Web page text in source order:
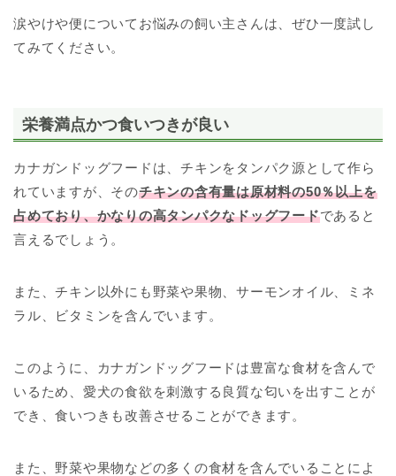
涙やけや便についてお悩みの飼い主さんは、ぜひ一度試し
てみてください。
栄養満点かつ食いつきが良い
カナガンドッグフードは、チキンをタンパク源として作ら
れていますが、そのチキンの含有量は原材料の50％以上を
占めており、かなりの高タンパクなドッグフードであると
言えるでしょう。
また、チキン以外にも野菜や果物、サーモンオイル、ミネ
ラル、ビタミンを含んでいます。
このように、カナガンドッグフードは豊富な食材を含んで
いるため、愛犬の食欲を刺激する良質な匂いを出すことが
でき、食いつきも改善させることができます。
また、野菜や果物などの多くの食材を含んでいることによ